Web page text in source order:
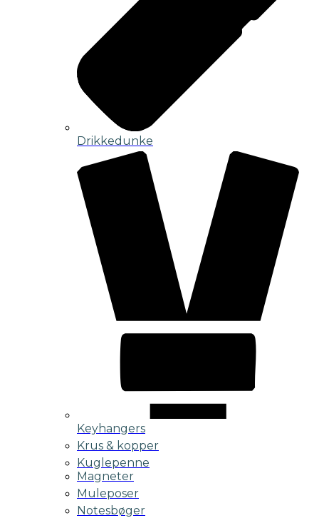
Drikkedunke
Keyhangers
Krus & kopper
Kuglepenne
Magneter
Muleposer
Notesbøger